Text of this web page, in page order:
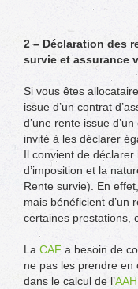
2 – Déclaration des
survie et assurance
Si vous êtes
issue d’un contrat
d’une rente issue
invité à les déclarer
Il convient de déclarer
d’imposition et la
Rente survie). En
mais bénéficient d’un
certaines prestations,
La CAF a besoin de
ne pas les prendre en
dans le calcul de l’AAH